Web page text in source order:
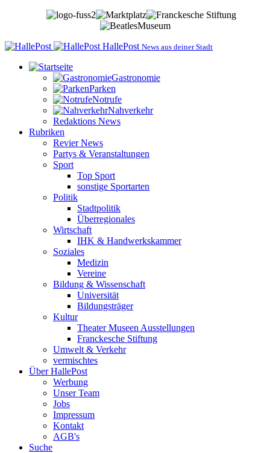
HallePost News aus deiner Stadt
Gastronomie
Parken
Notrufe
Nahverkehr
Redaktions News
Rubriken
Revier News
Partys & Veranstaltungen
Sport
Top Sport
sonstige Sportarten
Politik
Stadtpolitik
Überregionales
Wirtschaft
IHK & Handwerkskammer
Soziales
Medizin
Vereine
Bildung & Wissenschaft
Universität
Bildungsträger
Kultur
Theater Museen Ausstellungen
Franckesche Stiftung
Umwelt & Verkehr
vermischtes
Über HallePost
Werbung
Unser Team
Jobs
Impressum
Kontakt
AGB's
Suche